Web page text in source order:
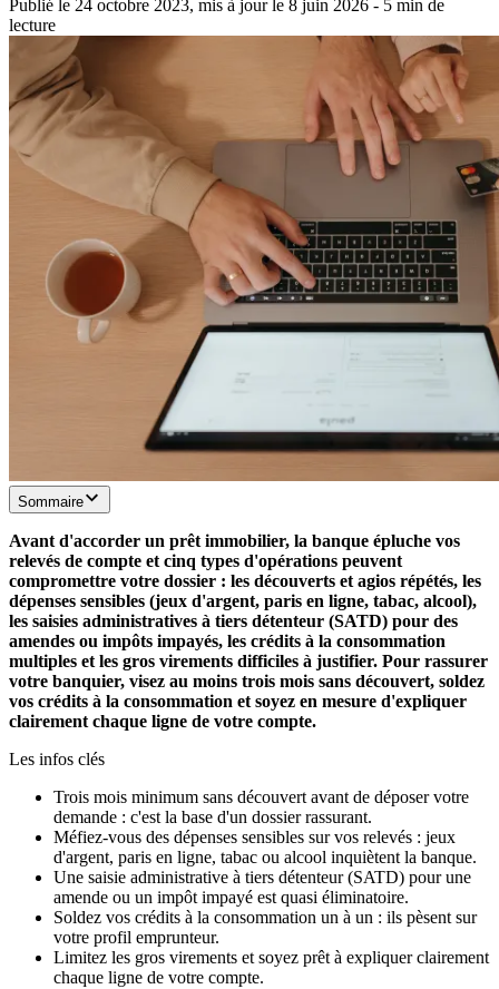
Publié le 24 octobre 2023, mis à jour le 8 juin 2026 - 5 min de
lecture
Sommaire
Avant d'accorder un prêt immobilier, la banque épluche vos
relevés de compte et cinq types d'opérations peuvent
compromettre votre dossier : les découverts et agios répétés, les
dépenses sensibles (jeux d'argent, paris en ligne, tabac, alcool),
les saisies administratives à tiers détenteur (SATD) pour des
amendes ou impôts impayés, les crédits à la consommation
multiples et les gros virements difficiles à justifier. Pour rassurer
votre banquier, visez au moins trois mois sans découvert, soldez
vos crédits à la consommation et soyez en mesure d'expliquer
clairement chaque ligne de votre compte.
Les infos clés
Trois mois minimum sans découvert avant de déposer votre
demande : c'est la base d'un dossier rassurant.
Méfiez-vous des dépenses sensibles sur vos relevés : jeux
d'argent, paris en ligne, tabac ou alcool inquiètent la banque.
Une saisie administrative à tiers détenteur (SATD) pour une
amende ou un impôt impayé est quasi éliminatoire.
Soldez vos crédits à la consommation un à un : ils pèsent sur
votre profil emprunteur.
Limitez les gros virements et soyez prêt à expliquer clairement
chaque ligne de votre compte.